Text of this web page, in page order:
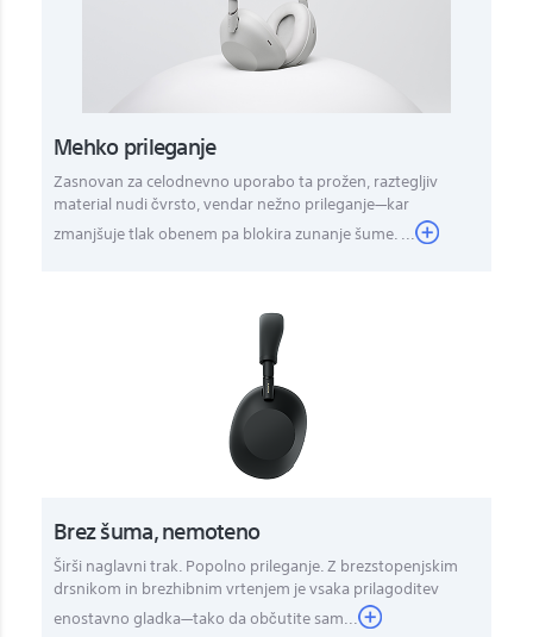
Mehko prileganje
Zasnovan za celodnevno uporabo ta prožen, raztegljiv
material nudi čvrsto, vendar nežno prileganje—kar
zmanjšuje tlak obenem pa blokira zunanje šume. ...
Brez šuma, nemoteno
Širši naglavni trak. Popolno prileganje. Z brezstopenjskim
drsnikom in brezhibnim vrtenjem je vsaka prilagoditev
enostavno gladka—tako da občutite sam...